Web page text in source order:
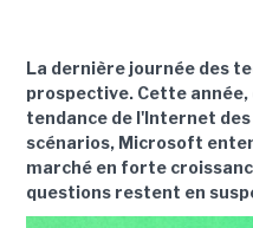
La dernière journée des
prospective. Cette année,
tendance de l'Internet
scénarios, Microsoft
marché en forte
questions restent en